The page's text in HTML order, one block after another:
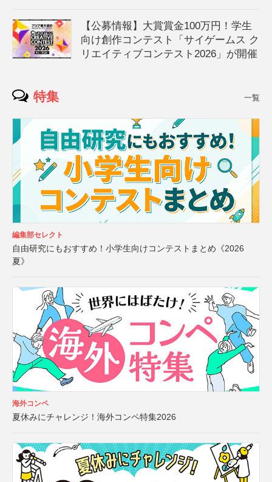
【公募情報】大賞賞金100万円！学生
向け創作コンテスト「サイゲームス ク
リエイティブコンテスト2026」が開催
特集 一覧
編集部セレクト
自由研究にもおすすめ！小学生向けコンテストまとめ《2026
夏》
海外コンペ
夏休みにチャレンジ！海外コンペ特集2026